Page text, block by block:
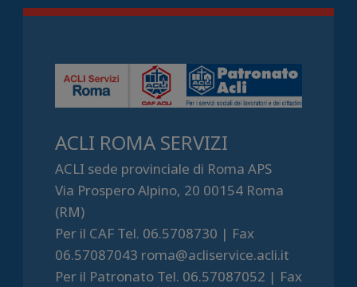
ACLI ROMA SERVIZI
ACLI sede provinciale di Roma APS
Via Prospero Alpino, 20 00154 Roma
(RM)
Per il CAF Tel. 06.5708730 | Fax
06.57087043 roma@acliservice.acli.it
Per il Patronato Tel. 06.57087052 | Fax